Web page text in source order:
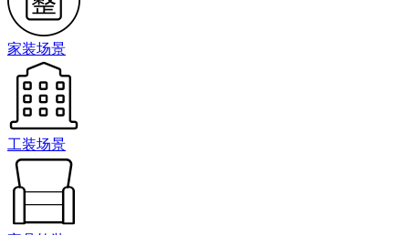
家装场景
工装场景